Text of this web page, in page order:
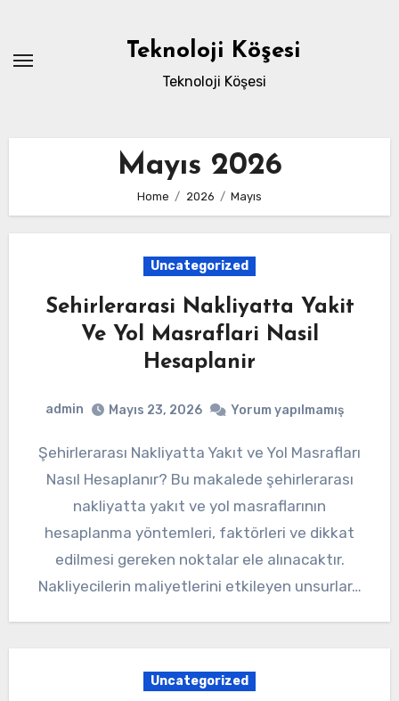
content
Teknoloji Köşesi
Teknoloji Köşesi
Mayıs 2026
Home 2026 Mayıs
Uncategorized
Sehirlerarasi Nakliyatta Yakit
Ve Yol Masraflari Nasil
Hesaplanir
admin Mayıs 23, 2026 Yorum yapılmamış
Şehirlerarası Nakliyatta Yakıt ve Yol Masrafları
Nasıl Hesaplanır? Bu makalede şehirlerarası
nakliyatta yakıt ve yol masraflarının
hesaplanma yöntemleri, faktörleri ve dikkat
edilmesi gereken noktalar ele alınacaktır.
Nakliyecilerin maliyetlerini etkileyen unsurlar…
Uncategorized